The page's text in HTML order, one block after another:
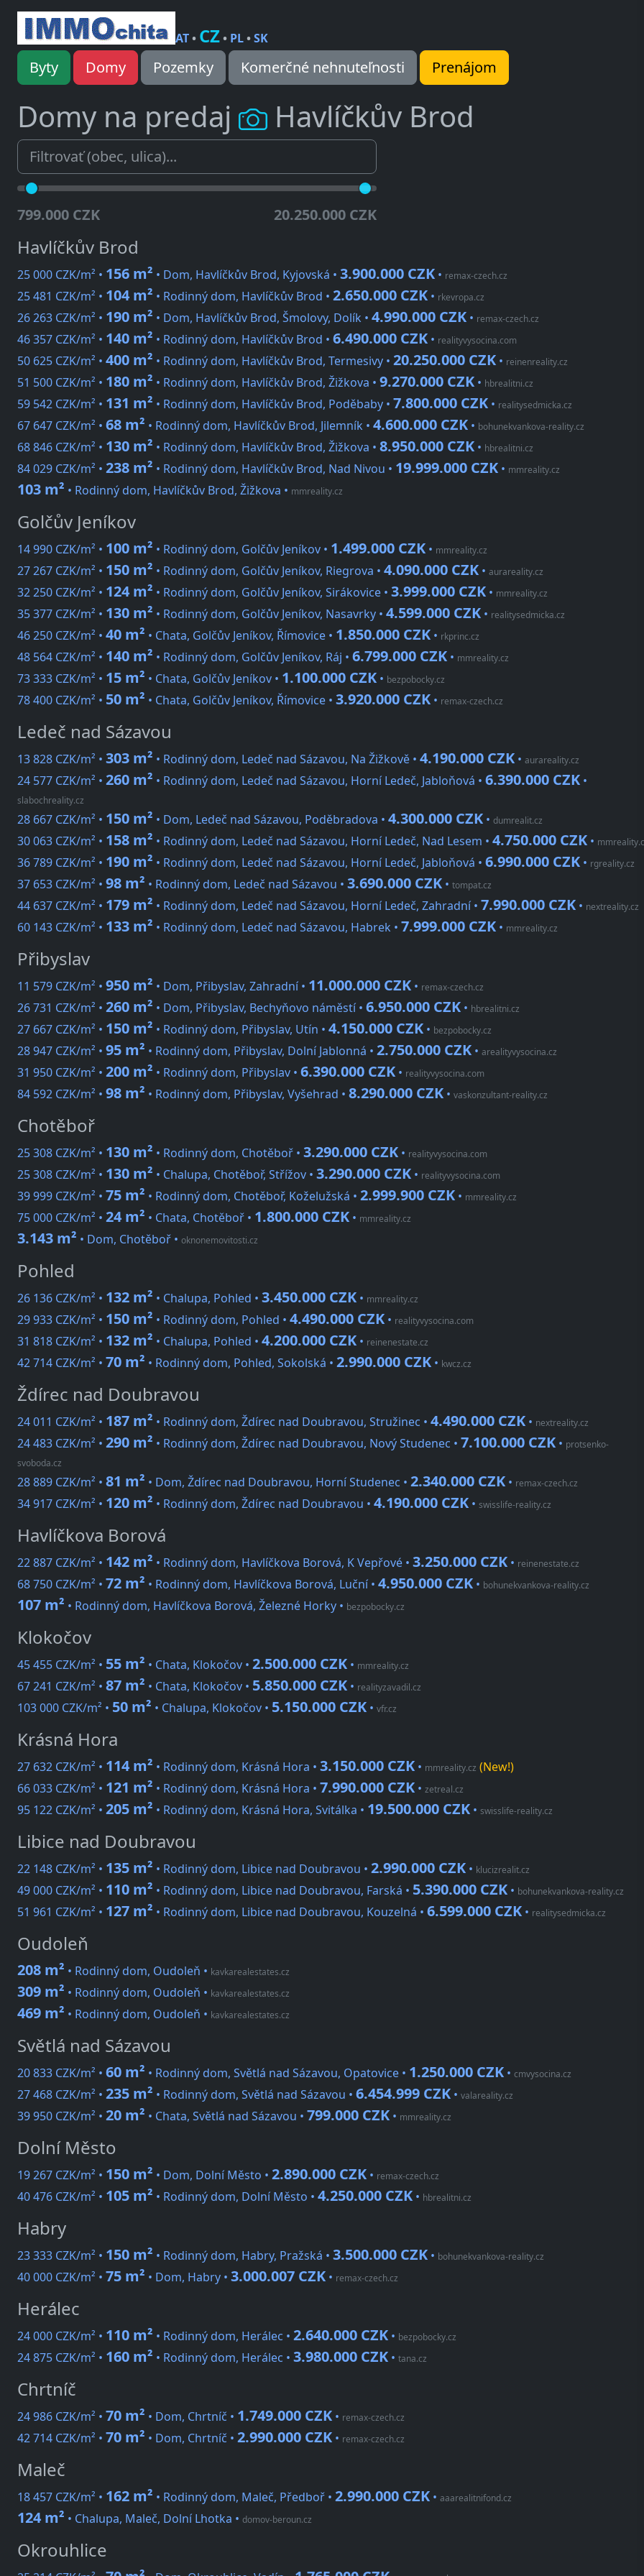
AT• CZ• PL•SK
Byty Domy Pozemky Komerčné nehnuteľnosti Prenájom
Domy na predaj Havlíčkův Brod
799.000 CZK 20.250.000 CZK
Havlíčkův Brod
25 000 CZK/m² • 156 m² • Dom, Havlíčkův Brod, Kyjovská • 3.900.000 CZK • remax-czech.cz
25 481 CZK/m² • 104 m² • Rodinný dom, Havlíčkův Brod • 2.650.000 CZK • rkevropa.cz
26 263 CZK/m² • 190 m² • Dom, Havlíčkův Brod, Šmolovy, Dolík • 4.990.000 CZK • remax-czech.cz
46 357 CZK/m² • 140 m² • Rodinný dom, Havlíčkův Brod • 6.490.000 CZK • realityvysocina.com
50 625 CZK/m² • 400 m² • Rodinný dom, Havlíčkův Brod, Termesivy • 20.250.000 CZK • reinenreality.cz
51 500 CZK/m² • 180 m² • Rodinný dom, Havlíčkův Brod, Žižkova • 9.270.000 CZK • hbrealitni.cz
59 542 CZK/m² • 131 m² • Rodinný dom, Havlíčkův Brod, Poděbaby • 7.800.000 CZK • realitysedmicka.cz
67 647 CZK/m² • 68 m² • Rodinný dom, Havlíčkův Brod, Jilemník • 4.600.000 CZK • bohunekvankova-reality.cz
68 846 CZK/m² • 130 m² • Rodinný dom, Havlíčkův Brod, Žižkova • 8.950.000 CZK • hbrealitni.cz
84 029 CZK/m² • 238 m² • Rodinný dom, Havlíčkův Brod, Nad Nivou • 19.999.000 CZK • mmreality.cz
103 m² • Rodinný dom, Havlíčkův Brod, Žižkova • mmreality.cz
Golčův Jeníkov
14 990 CZK/m² • 100 m² • Rodinný dom, Golčův Jeníkov • 1.499.000 CZK • mmreality.cz
27 267 CZK/m² • 150 m² • Rodinný dom, Golčův Jeníkov, Riegrova • 4.090.000 CZK • aurareality.cz
32 250 CZK/m² • 124 m² • Rodinný dom, Golčův Jeníkov, Sirákovice • 3.999.000 CZK • mmreality.cz
35 377 CZK/m² • 130 m² • Rodinný dom, Golčův Jeníkov, Nasavrky • 4.599.000 CZK • realitysedmicka.cz
46 250 CZK/m² • 40 m² • Chata, Golčův Jeníkov, Římovice • 1.850.000 CZK • rkprinc.cz
48 564 CZK/m² • 140 m² • Rodinný dom, Golčův Jeníkov, Ráj • 6.799.000 CZK • mmreality.cz
73 333 CZK/m² • 15 m² • Chata, Golčův Jeníkov • 1.100.000 CZK • bezpobocky.cz
78 400 CZK/m² • 50 m² • Chata, Golčův Jeníkov, Římovice • 3.920.000 CZK • remax-czech.cz
Ledeč nad Sázavou
13 828 CZK/m² • 303 m² • Rodinný dom, Ledeč nad Sázavou, Na Žižkově • 4.190.000 CZK • aurareality.cz
24 577 CZK/m² • 260 m² • Rodinný dom, Ledeč nad Sázavou, Horní Ledeč, Jabloňová • 6.390.000 CZK •
slabochreality.cz
28 667 CZK/m² • 150 m² • Dom, Ledeč nad Sázavou, Poděbradova • 4.300.000 CZK • dumrealit.cz
30 063 CZK/m² • 158 m² • Rodinný dom, Ledeč nad Sázavou, Horní Ledeč, Nad Lesem • 4.750.000 CZK •
36 789 CZK/m² • 190 m² • Rodinný dom, Ledeč nad Sázavou, Horní Ledeč, Jabloňová • 6.990.000 CZK • rgreality.cz
37 653 CZK/m² • 98 m² • Rodinný dom, Ledeč nad Sázavou • 3.690.000 CZK • tompat.cz
44 637 CZK/m² • 179 m² • Rodinný dom, Ledeč nad Sázavou, Horní Ledeč, Zahradní • 7.990.000 CZK • nextreality.cz
60 143 CZK/m² • 133 m² • Rodinný dom, Ledeč nad Sázavou, Habrek • 7.999.000 CZK • mmreality.cz
Přibyslav
11 579 CZK/m² • 950 m² • Dom, Přibyslav, Zahradní • 11.000.000 CZK • remax-czech.cz
26 731 CZK/m² • 260 m² • Dom, Přibyslav, Bechyňovo náměstí • 6.950.000 CZK • hbrealitni.cz
27 667 CZK/m² • 150 m² • Rodinný dom, Přibyslav, Utín • 4.150.000 CZK • bezpobocky.cz
28 947 CZK/m² • 95 m² • Rodinný dom, Přibyslav, Dolní Jablonná • 2.750.000 CZK • arealityvysocina.cz
31 950 CZK/m² • 200 m² • Rodinný dom, Přibyslav • 6.390.000 CZK • realityvysocina.com
84 592 CZK/m² • 98 m² • Rodinný dom, Přibyslav, Vyšehrad • 8.290.000 CZK • vaskonzultant-reality.cz
Chotěboř
25 308 CZK/m² • 130 m² • Rodinný dom, Chotěboř • 3.290.000 CZK • realityvysocina.com
25 308 CZK/m² • 130 m² • Chalupa, Chotěboř, Střížov • 3.290.000 CZK • realityvysocina.com
39 999 CZK/m² • 75 m² • Rodinný dom, Chotěboř, Koželužská • 2.999.900 CZK • mmreality.cz
75 000 CZK/m² • 24 m² • Chata, Chotěboř • 1.800.000 CZK • mmreality.cz
3.143 m² • Dom, Chotěboř • oknonemovitosti.cz
Pohled
26 136 CZK/m² • 132 m² • Chalupa, Pohled • 3.450.000 CZK • mmreality.cz
29 933 CZK/m² • 150 m² • Rodinný dom, Pohled • 4.490.000 CZK • realityvysocina.com
31 818 CZK/m² • 132 m² • Chalupa, Pohled • 4.200.000 CZK • reinenestate.cz
42 714 CZK/m² • 70 m² • Rodinný dom, Pohled, Sokolská • 2.990.000 CZK • kwcz.cz
Ždírec nad Doubravou
24 011 CZK/m² • 187 m² • Rodinný dom, Ždírec nad Doubravou, Stružinec • 4.490.000 CZK • nextreality.cz
24 483 CZK/m² • 290 m² • Rodinný dom, Ždírec nad Doubravou, Nový Studenec • 7.100.000 CZK • protsenko-
svoboda.cz
28 889 CZK/m² • 81 m² • Dom, Ždírec nad Doubravou, Horní Studenec • 2.340.000 CZK • remax-czech.cz
34 917 CZK/m² • 120 m² • Rodinný dom, Ždírec nad Doubravou • 4.190.000 CZK • swisslife-reality.cz
Havlíčkova Borová
22 887 CZK/m² • 142 m² • Rodinný dom, Havlíčkova Borová, K Vepřové • 3.250.000 CZK • reinenestate.cz
68 750 CZK/m² • 72 m² • Rodinný dom, Havlíčkova Borová, Luční • 4.950.000 CZK • bohunekvankova-reality.cz
107 m² • Rodinný dom, Havlíčkova Borová, Železné Horky • bezpobocky.cz
Klokočov
45 455 CZK/m² • 55 m² • Chata, Klokočov • 2.500.000 CZK • mmreality.cz
67 241 CZK/m² • 87 m² • Chata, Klokočov • 5.850.000 CZK • realityzavadil.cz
103 000 CZK/m² • 50 m² • Chalupa, Klokočov • 5.150.000 CZK • vfr.cz
Krásná Hora
27 632 CZK/m² • 114 m² • Rodinný dom, Krásná Hora • 3.150.000 CZK • mmreality.cz (New!)
66 033 CZK/m² • 121 m² • Rodinný dom, Krásná Hora • 7.990.000 CZK • zetreal.cz
95 122 CZK/m² • 205 m² • Rodinný dom, Krásná Hora, Svitálka • 19.500.000 CZK • swisslife-reality.cz
Libice nad Doubravou
22 148 CZK/m² • 135 m² • Rodinný dom, Libice nad Doubravou • 2.990.000 CZK • klucizrealit.cz
49 000 CZK/m² • 110 m² • Rodinný dom, Libice nad Doubravou, Farská • 5.390.000 CZK • bohunekvankova-reality.cz
51 961 CZK/m² • 127 m² • Rodinný dom, Libice nad Doubravou, Kouzelná • 6.599.000 CZK • realitysedmicka.cz
Oudoleň
208 m² • Rodinný dom, Oudoleň • kavkarealestates.cz
309 m² • Rodinný dom, Oudoleň • kavkarealestates.cz
469 m² • Rodinný dom, Oudoleň • kavkarealestates.cz
Světlá nad Sázavou
20 833 CZK/m² • 60 m² • Rodinný dom, Světlá nad Sázavou, Opatovice • 1.250.000 CZK • cmvysocina.cz
27 468 CZK/m² • 235 m² • Rodinný dom, Světlá nad Sázavou • 6.454.999 CZK • valareality.cz
39 950 CZK/m² • 20 m² • Chata, Světlá nad Sázavou • 799.000 CZK • mmreality.cz
Dolní Město
19 267 CZK/m² • 150 m² • Dom, Dolní Město • 2.890.000 CZK • remax-czech.cz
40 476 CZK/m² • 105 m² • Rodinný dom, Dolní Město • 4.250.000 CZK • hbrealitni.cz
Habry
23 333 CZK/m² • 150 m² • Rodinný dom, Habry, Pražská • 3.500.000 CZK • bohunekvankova-reality.cz
40 000 CZK/m² • 75 m² • Dom, Habry • 3.000.007 CZK • remax-czech.cz
Herálec
24 000 CZK/m² • 110 m² • Rodinný dom, Herálec • 2.640.000 CZK • bezpobocky.cz
24 875 CZK/m² • 160 m² • Rodinný dom, Herálec • 3.980.000 CZK • tana.cz
Chrtníč
24 986 CZK/m² • 70 m² • Dom, Chrtníč • 1.749.000 CZK • remax-czech.cz
42 714 CZK/m² • 70 m² • Dom, Chrtníč • 2.990.000 CZK • remax-czech.cz
Maleč
18 457 CZK/m² • 162 m² • Rodinný dom, Maleč, Předboř • 2.990.000 CZK • aaarealitnifond.cz
124 m² • Chalupa, Maleč, Dolní Lhotka • domov-beroun.cz
Okrouhlice